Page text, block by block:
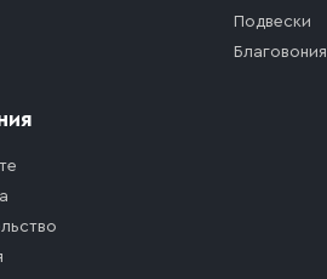
Подвески
Благовония